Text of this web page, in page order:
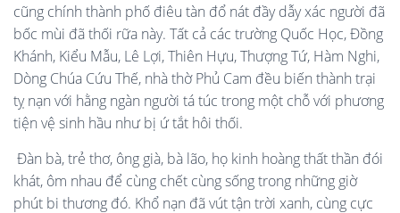
cũng chính thành phố điêu tàn đổ nát đầy dẫy xác người đã
bốc mùi đã thối rữa này. Tất cả các trường Quốc Học, Đồng
Khánh, Kiểu Mẫu, Lê Lợi, Thiên Hựu, Thượng Tứ, Hàm Nghi,
Dòng Chúa Cứu Thế, nhà thờ Phủ Cam đều biến thành trại
tỵ nạn với hằng ngàn người tá túc trong một chỗ với phương
tiện vệ sinh hầu như bị ứ tắt hôi thối.
Đàn bà, trẻ thơ, ông già, bà lão, họ kinh hoàng thất thần đói
khát, ôm nhau để cùng chết cùng sống trong những giờ
phút bi thương đó. Khổ nạn đã vút tận trời xanh, cùng cực